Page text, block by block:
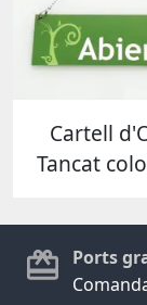
Cartell
Tancat
Ports